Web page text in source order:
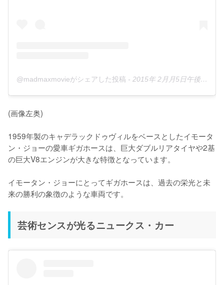
@madmaxmovieがシェアした投稿 - 2015年 2月月5日午後6時30分PST
(画像左奥)
1959年製のキャデラックドゥヴィルをベースとしたイモータ
ン・ジョーの愛車ギガホースは、巨大ダブルリアタイヤや2基
の巨大V8エンジンが大きな特徴となっています。
イモータン・ジョーにとってギガホースは、過去の栄光と未
来の勝利の象徴のような車両です。
芸術センスが光るニュークス・カー